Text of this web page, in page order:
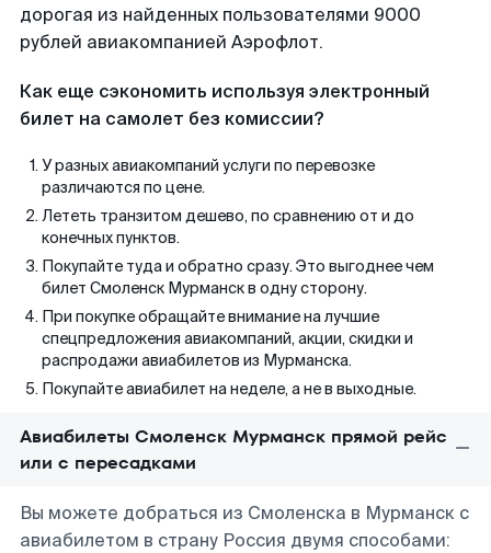
дорогая из найденных пользователями 9000
рублей авиакомпанией Аэрофлот.
Как еще сэкономить используя электронный
билет на самолет без комиссии?
У разных авиакомпаний услуги по перевозке
различаются по цене.
Лететь транзитом дешево, по сравнению от и до
конечных пунктов.
Покупайте туда и обратно сразу. Это выгоднее чем
билет Смоленск Мурманск в одну сторону.
При покупке обращайте внимание на лучшие
спецпредложения авиакомпаний, акции, скидки и
распродажи авиабилетов из Мурманска.
Покупайте авиабилет на неделе, а не в выходные.
Авиабилеты Смоленск Мурманск прямой рейс
или с пересадками
Вы можете добраться из Смоленска в Мурманск с
авиабилетом в страну Россия двумя способами: